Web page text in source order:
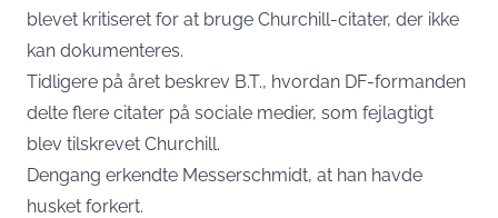
blevet kritiseret for at bruge Churchill-citater, der ikke
kan dokumenteres.
Tidligere på året beskrev B.T., hvordan DF-formanden
delte flere citater på sociale medier, som fejlagtigt
blev tilskrevet Churchill.
Dengang erkendte Messerschmidt, at han havde
husket forkert.